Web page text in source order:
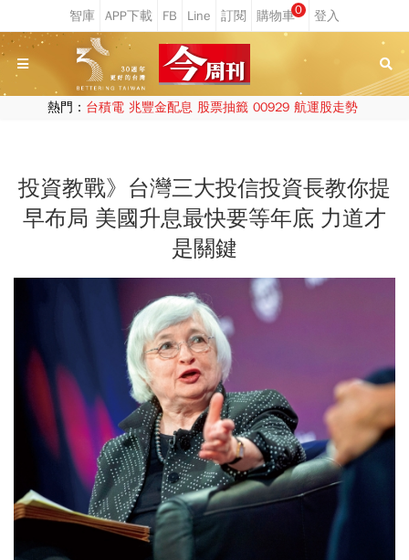
0
熱門： 台積電 兆豐金配息 股票抽籤 00929 航運股走勢
投資教戰》台灣三大投信投資長教你提
早布局 美國升息最快要等年底 力道才
是關鍵